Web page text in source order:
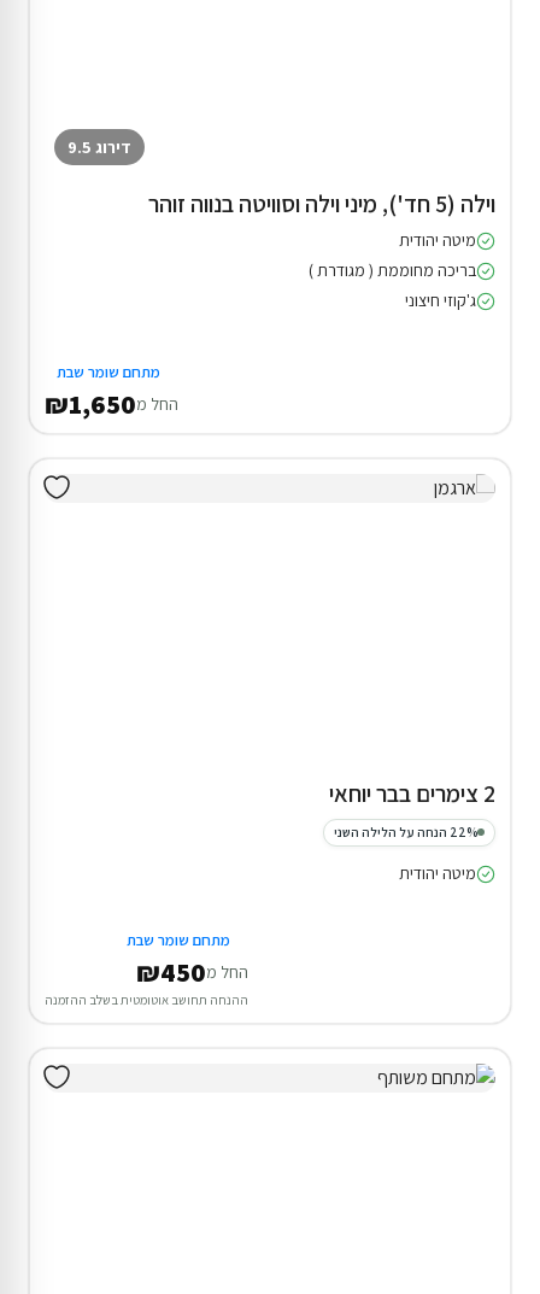
דירוג 9.5
וילה (5 חד'), מיני וילה וסוויטה בנווה זוהר
מיטה יהודית
בריכה מחוממת ( מגודרת )
ג'קוזי חיצוני
מתחם שומר שבת
החל מ₪1,650
2 צימרים בבר יוחאי
22% הנחה על הלילה השני
מיטה יהודית
מתחם שומר שבת
החל מ₪450
ההנחה תחושב אוטומטית בשלב ההזמנה